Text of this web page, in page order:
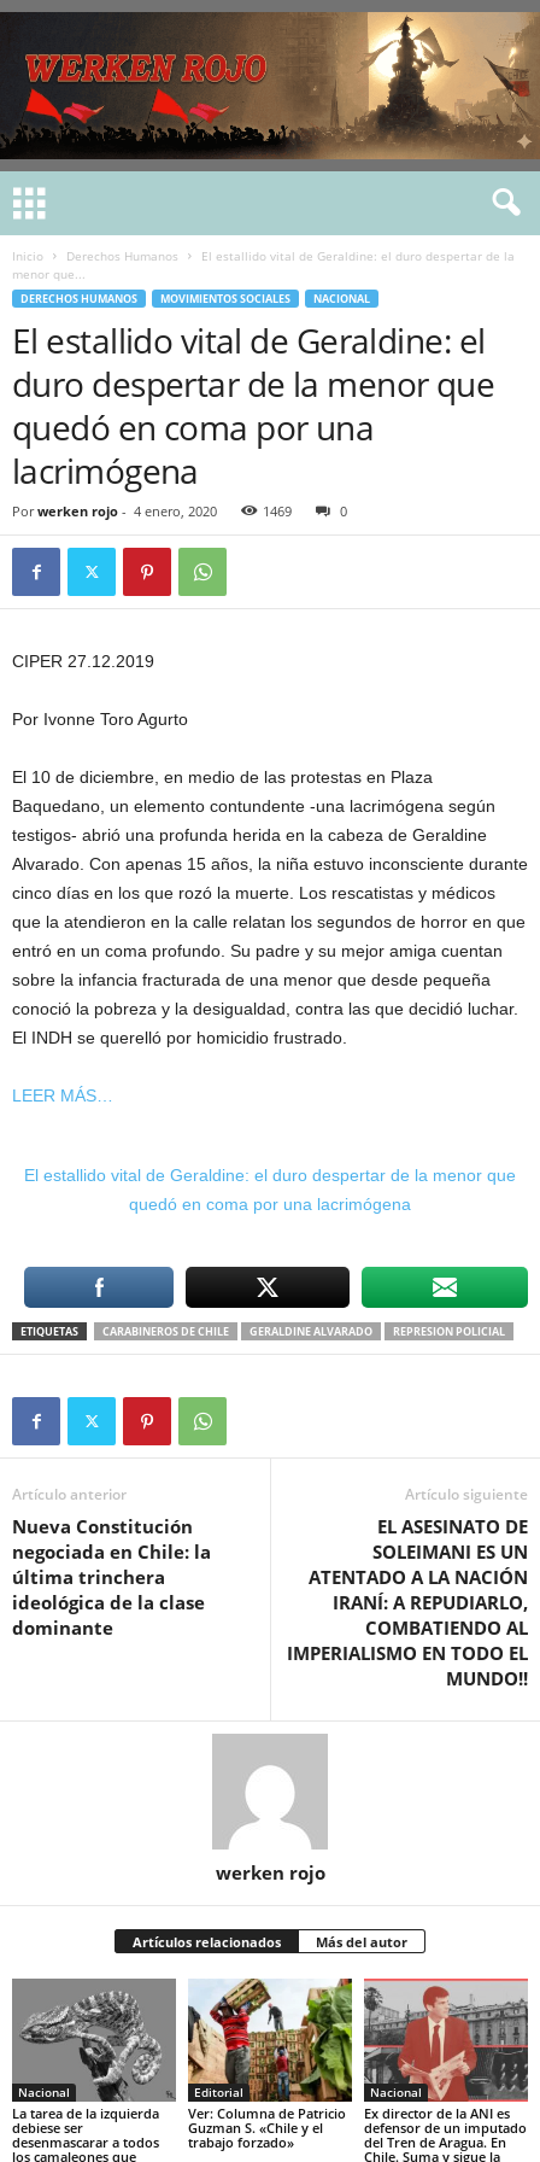
Inicio Derechos Humanos
El estallido vital de Geraldine: el duro despertar de la
menor que...
DERECHOS HUMANOS MOVIMIENTOS SOCIALES NACIONAL
El estallido vital de Geraldine: el
duro despertar de la menor que
quedó en coma por una
lacrimógena
Por werken rojo - 4 enero, 2020 1469 0
CIPER 27.12.2019
Por Ivonne Toro Agurto
El 10 de diciembre, en medio de las protestas en Plaza
Baquedano, un elemento contundente -una lacrimógena según
testigos- abrió una profunda herida en la cabeza de Geraldine
Alvarado. Con apenas 15 años, la niña estuvo inconsciente durante
cinco días en los que rozó la muerte. Los rescatistas y médicos
que la atendieron en la calle relatan los segundos de horror en que
entró en un coma profundo. Su padre y su mejor amiga cuentan
sobre la infancia fracturada de una menor que desde pequeña
conoció la pobreza y la desigualdad, contra las que decidió luchar.
El INDH se querelló por homicidio frustrado.
LEER MÁS…
El estallido vital de Geraldine: el duro despertar de la menor que
quedó en coma por una lacrimógena
ETIQUETAS CARABINEROS DE CHILE GERALDINE ALVARADO REPRESION POLICIAL
Artículo anterior
Nueva Constitución
negociada en Chile: la
última trinchera
ideológica de la clase
dominante
Artículo siguiente
EL ASESINATO DE
SOLEIMANI ES UN
ATENTADO A LA NACIÓN
IRANÍ: A REPUDIARLO,
COMBATIENDO AL
IMPERIALISMO EN TODO EL
MUNDO!!
werken rojo
Artículos relacionados Más del autor
Nacional
La tarea de la izquierda
debiese ser
desenmascarar a todos
los camaleones que
Editorial
Ver: Columna de Patricio
Guzman S. «Chile y el
trabajo forzado»
Nacional
Ex director de la ANI es
defensor de un imputado
del Tren de Aragua. En
Chile. Suma y sigue la